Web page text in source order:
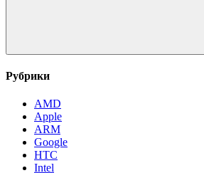
Рубрики
AMD
Apple
ARM
Google
HTC
Intel